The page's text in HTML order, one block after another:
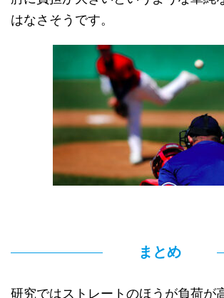
はなさそうです。
まとめ
研究ではストレートのほうが負荷が